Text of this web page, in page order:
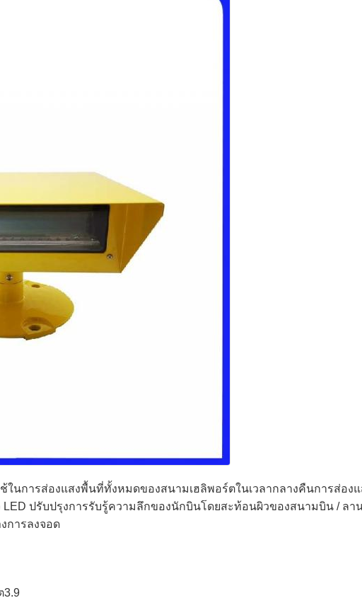
ช้ในการส่องแสงพื้นที่ทั้งหมดของสนามเฮลิพอร์ตในเวลากลางคืนการส่อง
ปรับปรุงการรับรู้ความลึกของนักบินโดยสะท้อนผิวของสนามบิน / ล
การลงจอด
3.9